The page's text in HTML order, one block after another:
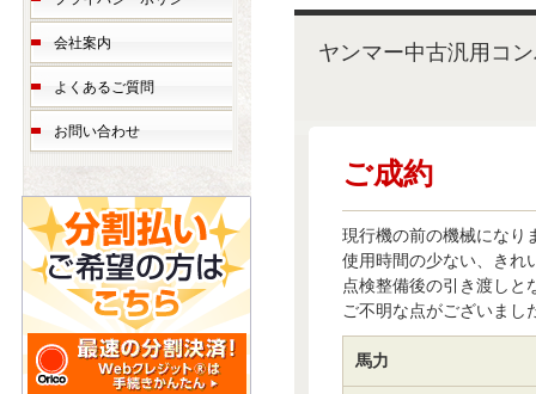
ヤンマー中古汎用コ
ご成約
現行機の前の機械になり
使用時間の少ない、きれ
点検整備後の引き渡しと
ご不明な点がございまし
馬力
会社案内
よくあるご質問
お問い合わせ